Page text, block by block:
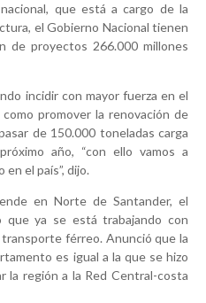
que está a cargo de la
el Gobierno Nacional tienen
de proyectos 266.000 millones
incidir con mayor fuerza en el
promover la renovación de
de 150.000 toneladas carga
año, “con ello vamos a
el país”, dijo.
en Norte de Santander, el
que ya se está trabajando con
férreo. Anunció que la
es igual a la que se hizo
la región a la Red Central-costa